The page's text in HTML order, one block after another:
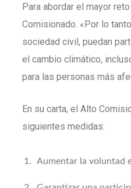
Para abordar el mayor
Comisionado. «Por lo
sociedad civil, puedan
el cambio climático,
para las personas más
En su carta, el Alto
siguientes medidas:
Aumentar la voluntad